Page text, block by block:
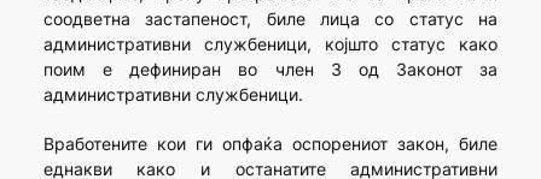
соодветна застапеност, биле лица со статус на
административни службеници, којшто статус како
поим е дефиниран во член 3 од Законот за
административни службеници.
Вработените кои ги опфаќа оспорениот закон, биле
еднакви како и останатите административни